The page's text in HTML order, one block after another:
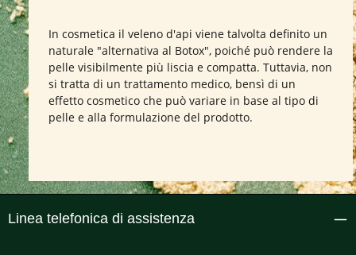
In cosmetica il veleno d'api viene talvolta definito un
naturale "alternativa al Botox", poiché può rendere la
pelle visibilmente più liscia e compatta. Tuttavia, non
si tratta di un trattamento medico, bensì di un
effetto cosmetico che può variare in base al tipo di
pelle e alla formulazione del prodotto.
Linea telefonica di assistenza